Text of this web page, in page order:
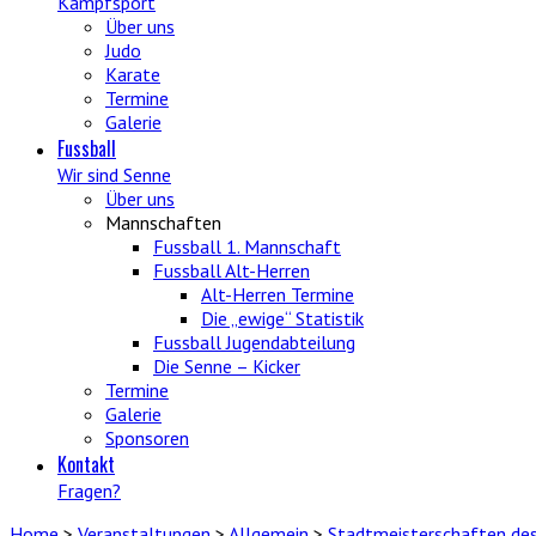
Über uns
Judo
Karate
Termine
Galerie
Fussball
Wir sind Senne
Über uns
Mannschaften
Fussball 1. Mannschaft
Fussball Alt-Herren
Alt-Herren Termine
Die „ewige“ Statistik
Fussball Jugendabteilung
Die Senne – Kicker
Termine
Galerie
Sponsoren
Kontakt
Fragen?